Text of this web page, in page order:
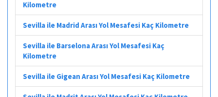
Kilometre
Sevilla ile Madrid Arası Yol Mesafesi Kaç Kilometre
Sevilla ile Barselona Arası Yol Mesafesi Kaç
Kilometre
Sevilla ile Gigean Arası Yol Mesafesi Kaç Kilometre